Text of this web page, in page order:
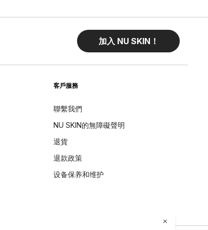
加入 NU SKIN！
客戶服務
聯繫我們
NU SKIN的無障礙聲明
退貨
退款政策
设备保养和维护